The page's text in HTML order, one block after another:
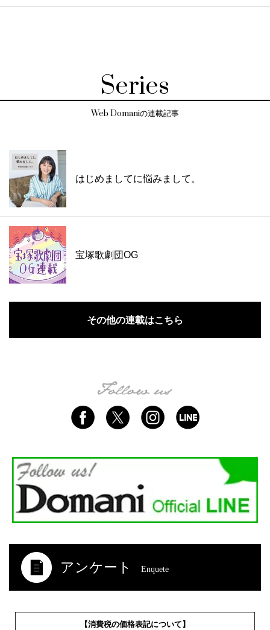
Series
Web Domaniの連載記事
はじめましてに悩みまして。
宝塚歌劇団OG
その他の連載はこちら
アンケート Enquete
【消費税の価格表記について】